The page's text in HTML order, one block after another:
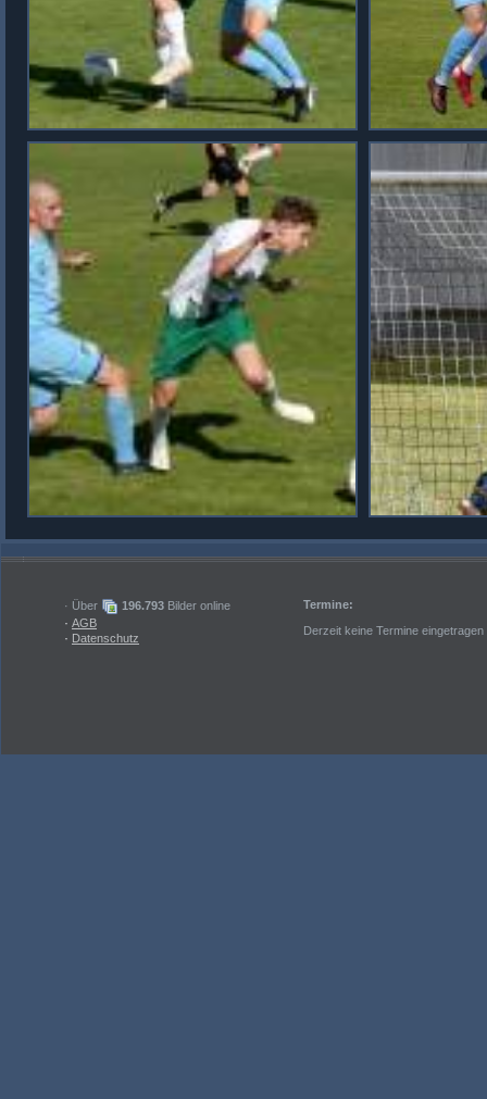
· Über 196.793 Bilder online
· AGB
· Datenschutz
Termine:
Derzeit keine Termine eingetragen